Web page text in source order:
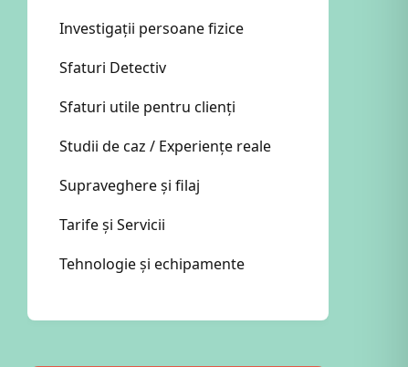
Investigații persoane fizice
Sfaturi Detectiv
Sfaturi utile pentru clienți
Studii de caz / Experiențe reale
Supraveghere și filaj
Tarife și Servicii
Tehnologie și echipamente